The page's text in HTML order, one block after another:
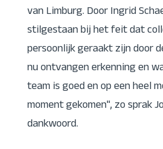
van Limburg.Door Ingrid
stilgestaan ​​bij het feit dat
persoonlijk geraakt zijn door
nu ontvangen erkenning en
team is goed en op een heel
moment gekomen", zo sprak
dankwoord.